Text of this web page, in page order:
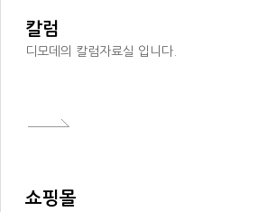
칼럼
디모데의 칼럼자료실 입니다.
쇼핑몰